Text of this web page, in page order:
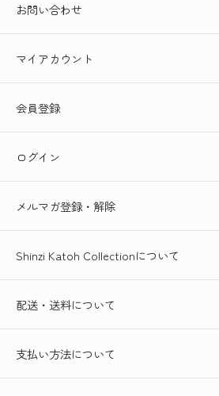
お問い合わせ
マイアカウント
会員登録
ログイン
メルマガ登録・解除
Shinzi Katoh Collectionについて
配送・送料について
支払い方法について